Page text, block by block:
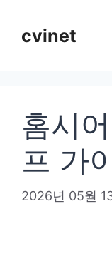
cvinet
홈시
프 가
2026년 05월